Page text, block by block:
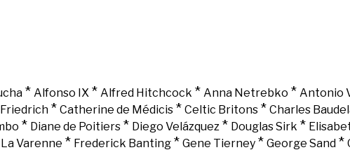
* Alfonso IX * Alfred Hitchcock * Anna Netrebko * Antonio
* Catherine de Médicis* Celtic Britons* Charles
* Diane de Poitiers* Diego Velázquez * Douglas Sirk *
Varenne * Frederick Banting* Gene Tierney* George Sand*